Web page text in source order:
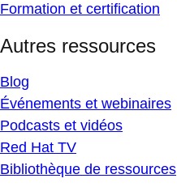
Formation et certification
Autres ressources
Blog
Événements et webinaires
Podcasts et vidéos
Red Hat TV
Bibliothèque de ressources